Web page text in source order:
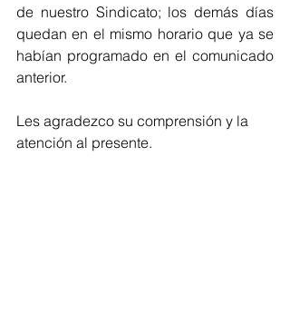
de nuestro Sindicato; los demás días
quedan en el mismo horario que ya se
habían programado en el comunicado
anterior.
Les agradezco su comprensión y la
atención al presente.